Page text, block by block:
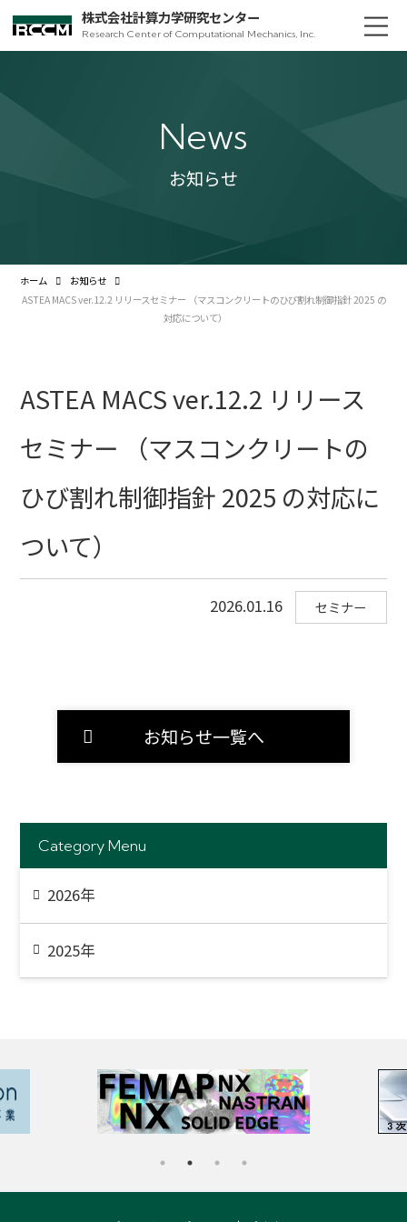
株式会社計算力学研究センター
Research Center of Computational Mechanics, Inc.
News
お知らせ
ホーム
お知らせ
ASTEA MACS ver.12.2 リリースセミナー （マスコンクリートのひび割れ制御指針 2025 の
対応について）
ASTEA MACS ver.12.2 リリース
セミナー （マスコンクリートの
ひび割れ制御指針 2025 の対応に
ついて）
2026.01.16 セミナー
お知らせ一覧へ
Category Menu
2026年
2025年